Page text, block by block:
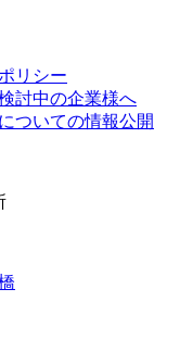
リシー
討中の企業様へ
ついての情報公開